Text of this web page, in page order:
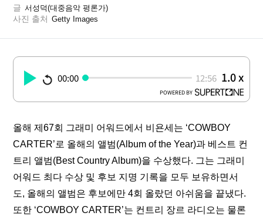
글 서성덕(대중음악 평론가)
사진 출처 Getty Images
00:00 12:56 1.0 x
POWERED BY
올해 제67회 그래미 어워드에서 비욘세는 ‘COWBOY
CARTER’로 올해의 앨범(Album of the Year)과 베스트 컨
트리 앨범(Best Country Album)을 수상했다. 그는 그래미
어워드 최다 수상 및 후보 지명 기록을 모두 보유하면서
도, 올해의 앨범은 후보에만 4회 올랐던 아쉬움을 끝냈다.
또한 ‘COWBOY CARTER’는 컨트리 장르 라디오는 물론